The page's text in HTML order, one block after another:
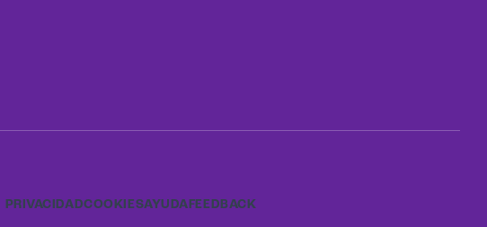
PRIVACIDADCOOKIESAYUDA FEEDBACK